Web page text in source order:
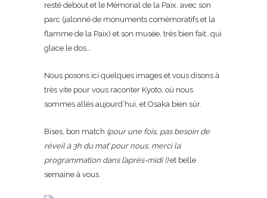
resté debout et le Mémorial de la Paix, avec son
parc (jalonné de monuments comémoratifs et la
flamme de la Paix) et son musée, très bien fait…qui
glace le dos…
Nous posons ici quelques images et vous disons à
très vite pour vous raconter Kyoto, où nous
sommes allés aujourd’hui, et Osaka bien sûr.
Bises, bon match (pour une fois, pas besoin de
réveil à 3h du mat’ pour nous, merci la
programmation dans l’après-midi !)et belle
semaine à vous.